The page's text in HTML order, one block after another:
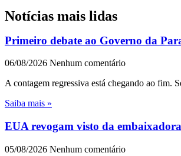
Notícias mais lidas
Primeiro debate ao Governo da
06/08/2026 Nenhum comentário
A contagem regressiva está chegando ao fim.
Saiba mais »
EUA revogam visto da
05/08/2026 Nenhum comentário